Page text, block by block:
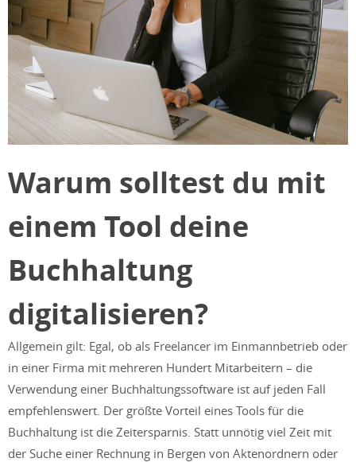
Warum solltest du mit
einem Tool deine
Buchhaltung
digitalisieren?
Allgemein gilt: Egal, ob als Freelancer im Einmannbetrieb oder
in einer Firma mit mehreren Hundert Mitarbeitern – die
Verwendung einer Buchhaltungssoftware ist auf jeden Fall
empfehlenswert. Der größte Vorteil eines Tools für die
Buchhaltung ist die Zeitersparnis. Statt unnötig viel Zeit mit
der Suche einer Rechnung in Bergen von Aktenordnern oder